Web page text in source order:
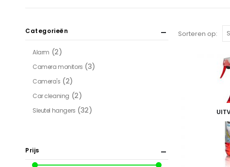
Sorteren op:
Categorieën
Alarm (2)
Camera monitors (3)
Camera's (2)
Car cleaning (2)
Sleutel hangers (32)
Prijs